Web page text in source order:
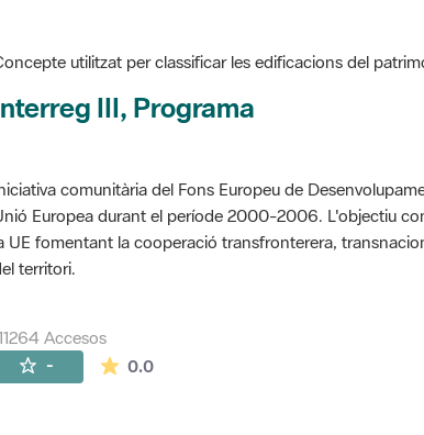
utilitzat per classificar les edificacions del
III, Programa
comunitària del Fons Europeu de
Europea durant el període 2000-2006. L'objectiu
UE fomentant la cooperació transfronterera,
territori.
Accesos
- 0.0La valoración media es de 0 estrellas